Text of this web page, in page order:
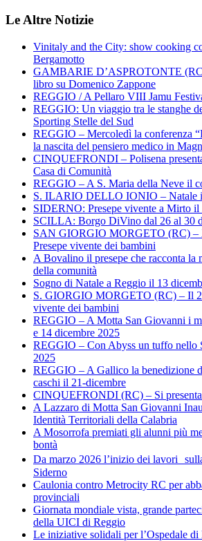
Le Altre Notizie
Vinitaly and the City: show cooking
Bergamotto
GAMBARIE D’ASPROTONTE
libro su Domenico Zappone
REGGIO / A Pellaro VIII Jamu
REGGIO: Un viaggio tra le stanghe
Sporting Stelle del Sud
REGGIO – Mercoledì la conferenza
la nascita del pensiero medico in
CINQUEFRONDI – Polisena
Casa di Comunità
REGGIO – A S. Maria della Neve il
S. ILARIO DELLO IONIO – Natale
SIDERNO: Presepe vivente a Mirto il
SCILLA: Borgo DiVino dal 26 al 30
SAN GIORGIO MORGETO (RC) –
Presepe vivente dei bambini
A Bovalino il presepe che racconta la
della comunità
Sogno di Natale a Reggio il 13
S. GIORGIO MORGETO (RC) – Il
vivente dei bambini
REGGIO – A Motta San Giovanni i
e 14 dicembre 2025
REGGIO – Con Abyss un tuffo nello
2025
REGGIO – A Gallico la benedizione
caschi il 21-dicembre
CINQUEFRONDI (RC) – Si
A Lazzaro di Motta San Giovanni
Identità Territoriali della Calabria
A Mosorrofa premiati gli alunni più
bontà
Da marzo 2026 l’inizio dei lavori
Siderno
Caulonia contro Metrocity RC per
provinciali
Giornata mondiale vista, grande
della UICI di Reggio
Le iniziative solidali per l’Ospedale di